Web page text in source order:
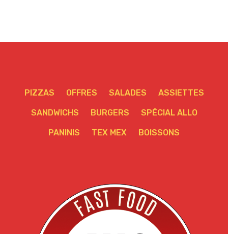
PIZZAS OFFRES SALADES ASSIETTES
SANDWICHS BURGERS SPÉCIAL ALLO
PANINIS TEX MEX BOISSONS